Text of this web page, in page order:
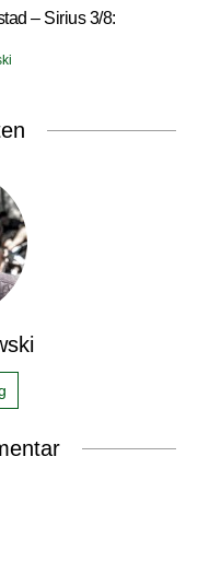
– Sirius 3/8: